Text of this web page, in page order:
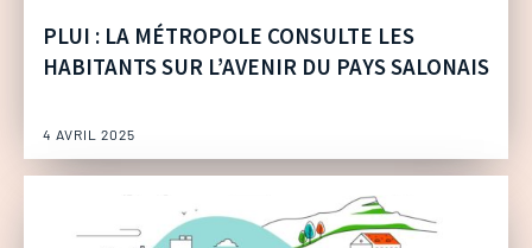
PLUI : LA MÉTROPOLE CONSULTE LES
HABITANTS SUR L’AVENIR DU PAYS SALONAIS
4 AVRIL 2025